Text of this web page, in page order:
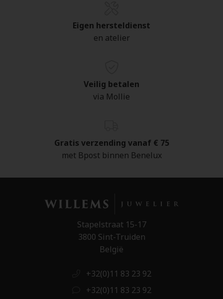
Eigen hersteldienst
en atelier
Veilig betalen
via Mollie
Gratis verzending vanaf € 75
met Bpost binnen Benelux
Stapelstraat 15-17
3800 Sint-Truiden
België
+32(0)11 83 23 92
+32(0)11 83 23 92